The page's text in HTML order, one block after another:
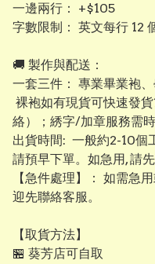
​一邊兩行： +$105
字數限制： 英文每行 12
​​🚚 製作與配送：
一套三件： 專業畢業袍
裸袍如有現貨可快速發
絡）；綉字/加章服務需時
出貨時間: 一般約2-10個
請預早下單。如急用, 請
【​急件處理】： 如需急
迎先聯絡客服。
【取貨方法】
🏪 葵芳店可自取